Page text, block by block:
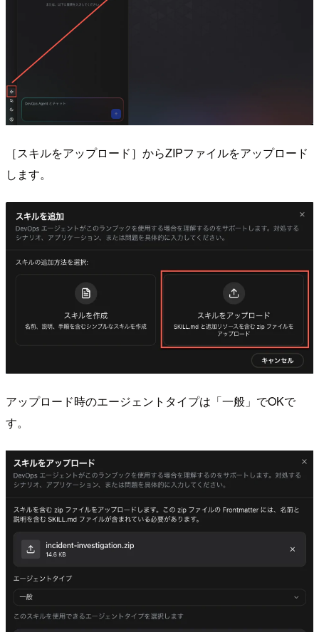
［スキルをアップロード］からZIPファイルをアップロード
します。
アップロード時のエージェントタイプは「一般」でOKで
す。